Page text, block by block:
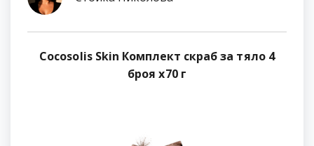
Cocosolis Skin Комплект скраб за тяло 4
броя х70 г